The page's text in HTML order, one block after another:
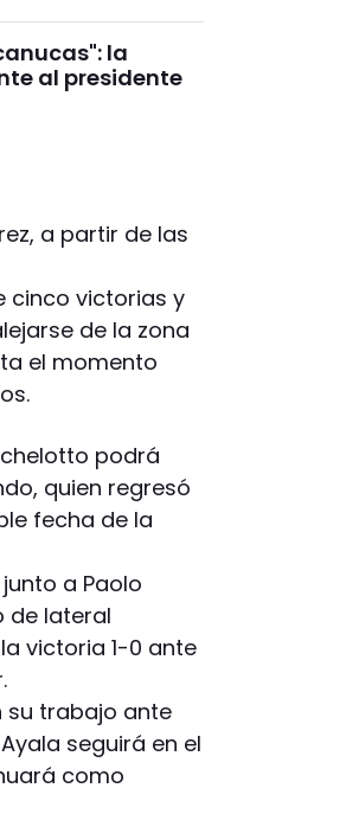
la
al presidente
a partir de las
cinco victorias y
de la zona
el momento
podrá
quien regresó
fecha de la
a Paolo
de lateral
victoria 1-0 ante
su trabajo ante
seguirá en el
como